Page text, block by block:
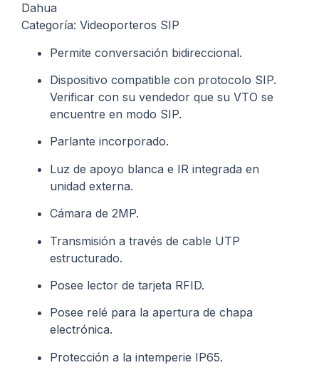
Dahua
Categoría: Videoporteros SIP
Permite conversación bidireccional.
Dispositivo compatible con protocolo SIP.
Verificar con su vendedor que su VTO se
encuentre en modo SIP.
Parlante incorporado.
Luz de apoyo blanca e IR integrada en
unidad externa.
Cámara de 2MP.
Transmisión a través de cable UTP
estructurado.
Posee lector de tarjeta RFID.
Posee relé para la apertura de chapa
electrónica.
Protección a la intemperie IP65.